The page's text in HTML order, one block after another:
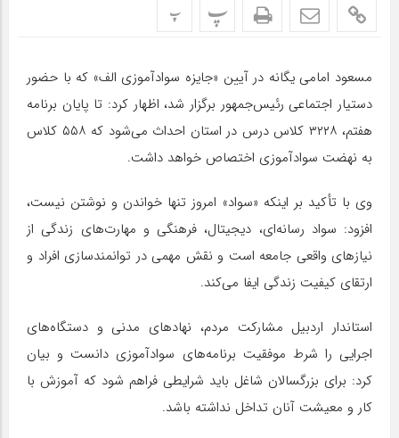
پ پ
مسعود امامی یگانه در آیین «جایزه سوادآموزی الف» که با حضور
دستیار اجتماعی رئیس‌جمهور برگزار شد، اظهار کرد: تا پایان برنامه
هفتم، ۳۲۲۸ کلاس درس در استان احداث می‌شود که ۵۵۸ کلاس
به نهضت سوادآموزی اختصاص خواهد داشت.
وی با تأکید بر اینکه «سواد» امروز تنها خواندن و نوشتن نیست،
افزود: سواد رسانه‌ای، دیجیتال، فرهنگی و مهارت‌های زندگی از
نیازهای واقعی جامعه است و نقش مهمی در توانمندسازی افراد و
ارتقای کیفیت زندگی ایفا می‌کند.
استاندار اردبیل مشارکت مردم، نهادهای مدنی و دستگاه‌های
اجرایی را شرط موفقیت برنامه‌های سوادآموزی دانست و بیان
کرد: برای بزرگسالان شاغل باید شرایطی فراهم شود که آموزش با
کار و معیشت آنان تداخل نداشته باشد.